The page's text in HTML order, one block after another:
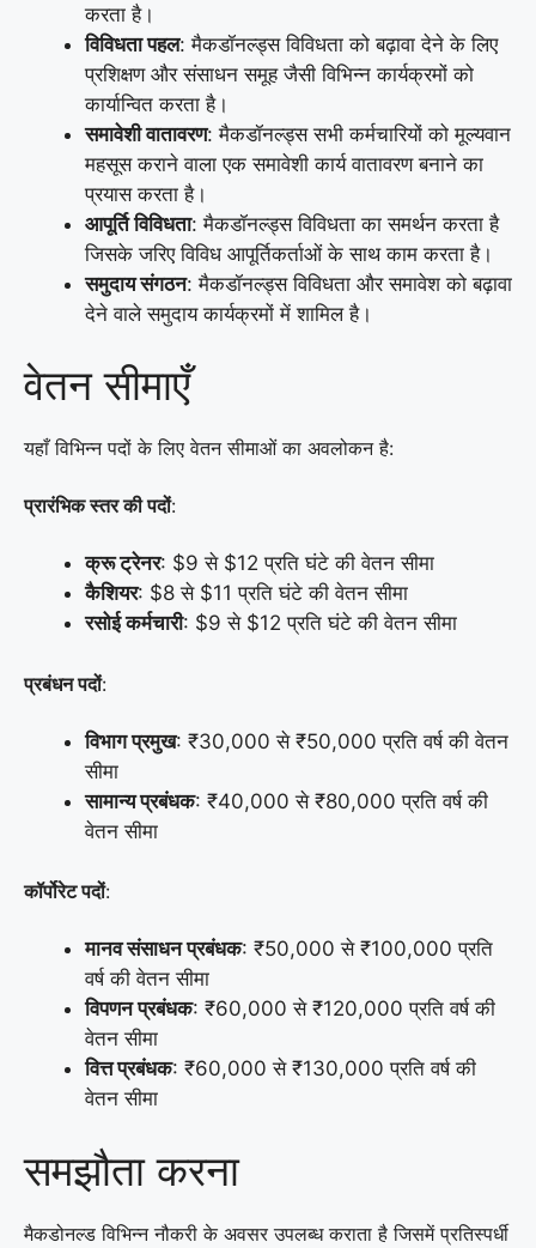
करता है।
विविधता पहल: मैकडॉनल्ड्स विविधता को बढ़ावा देने के लिए
प्रशिक्षण और संसाधन समूह जैसी विभिन्न कार्यक्रमों को
कार्यान्वित करता है।
समावेशी वातावरण: मैकडॉनल्ड्स सभी कर्मचारियों को मूल्यवान
महसूस कराने वाला एक समावेशी कार्य वातावरण बनाने का
प्रयास करता है।
आपूर्ति विविधता: मैकडॉनल्ड्स विविधता का समर्थन करता है
जिसके जरिए विविध आपूर्तिकर्ताओं के साथ काम करता है।
समुदाय संगठन: मैकडॉनल्ड्स विविधता और समावेश को बढ़ावा
देने वाले समुदाय कार्यक्रमों में शामिल है।
वेतन सीमाएँ
यहाँ विभिन्न पदों के लिए वेतन सीमाओं का अवलोकन है:
प्रारंभिक स्तर की पदों:
क्रू ट्रेनर: $9 से $12 प्रति घंटे की वेतन सीमा
कैशियर: $8 से $11 प्रति घंटे की वेतन सीमा
रसोई कर्मचारी: $9 से $12 प्रति घंटे की वेतन सीमा
प्रबंधन पदों:
विभाग प्रमुख: ₹30,000 से ₹50,000 प्रति वर्ष की वेतन
सीमा
सामान्य प्रबंधक: ₹40,000 से ₹80,000 प्रति वर्ष की
वेतन सीमा
कॉर्पोरेट पदों:
मानव संसाधन प्रबंधक: ₹50,000 से ₹100,000 प्रति
वर्ष की वेतन सीमा
विपणन प्रबंधक: ₹60,000 से ₹120,000 प्रति वर्ष की
वेतन सीमा
वित्त प्रबंधक: ₹60,000 से ₹130,000 प्रति वर्ष की
वेतन सीमा
समझौता करना
मैकडोनल्ड विभिन्न नौकरी के अवसर उपलब्ध कराता है जिसमें प्रतिस्पर्धी